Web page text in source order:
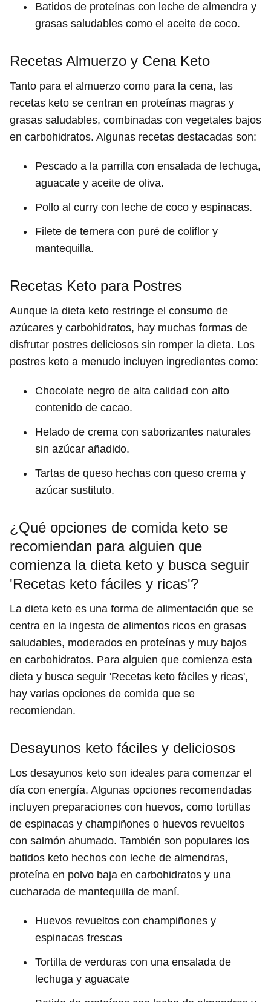
Batidos de proteínas con leche de almendra y
grasas saludables como el aceite de coco.
Recetas Almuerzo y Cena Keto
Tanto para el almuerzo como para la cena, las
recetas keto se centran en proteínas magras y
grasas saludables, combinadas con vegetales bajos
en carbohidratos. Algunas recetas destacadas son:
Pescado a la parrilla con ensalada de lechuga,
aguacate y aceite de oliva.
Pollo al curry con leche de coco y espinacas.
Filete de ternera con puré de coliflor y
mantequilla.
Recetas Keto para Postres
Aunque la dieta keto restringe el consumo de
azúcares y carbohidratos, hay muchas formas de
disfrutar postres deliciosos sin romper la dieta. Los
postres keto a menudo incluyen ingredientes como:
Chocolate negro de alta calidad con alto
contenido de cacao.
Helado de crema con saborizantes naturales
sin azúcar añadido.
Tartas de queso hechas con queso crema y
azúcar sustituto.
¿Qué opciones de comida keto se
recomiendan para alguien que
comienza la dieta keto y busca seguir
'Recetas keto fáciles y ricas'?
La dieta keto es una forma de alimentación que se
centra en la ingesta de alimentos ricos en grasas
saludables, moderados en proteínas y muy bajos
en carbohidratos. Para alguien que comienza esta
dieta y busca seguir 'Recetas keto fáciles y ricas',
hay varias opciones de comida que se
recomiendan.
Desayunos keto fáciles y deliciosos
Los desayunos keto son ideales para comenzar el
día con energía. Algunas opciones recomendadas
incluyen preparaciones con huevos, como tortillas
de espinacas y champiñones o huevos revueltos
con salmón ahumado. También son populares los
batidos keto hechos con leche de almendras,
proteína en polvo baja en carbohidratos y una
cucharada de mantequilla de maní.
Huevos revueltos con champiñones y
espinacas frescas
Tortilla de verduras con una ensalada de
lechuga y aguacate